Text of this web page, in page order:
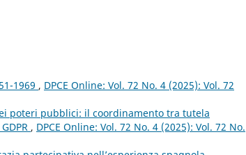
1969 , DPCE Online: Vol. 72 No. 4 (2025): Vol. 72
poteri pubblici: il coordinamento tra tutela
, DPCE Online: Vol. 72 No. 4 (2025): Vol. 72 No.